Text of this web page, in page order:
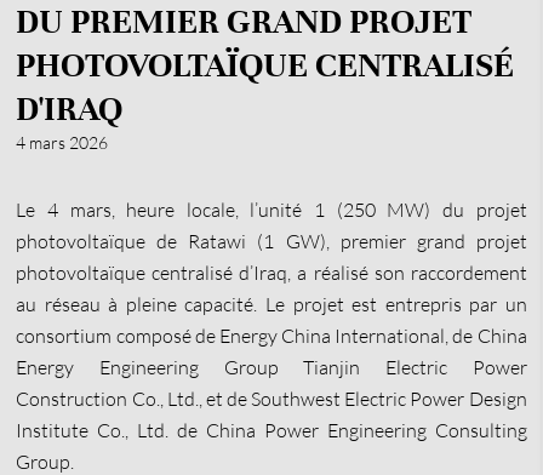
DU PREMIER GRAND PROJET
PHOTOVOLTAÏQUE CENTRALISÉ
D'IRAQ
4 mars 2026
Le 4 mars, heure locale, l’unité 1 (250 MW) du projet
photovoltaïque de Ratawi (1 GW), premier grand projet
photovoltaïque centralisé d’Iraq, a réalisé son raccordement
au réseau à pleine capacité. Le projet est entrepris par un
consortium composé de Energy China International, de China
Energy Engineering Group Tianjin Electric Power
Construction Co., Ltd., et de Southwest Electric Power Design
Institute Co., Ltd. de China Power Engineering Consulting
Group.